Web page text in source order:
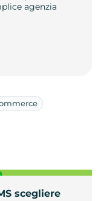
agenzia
scegliere